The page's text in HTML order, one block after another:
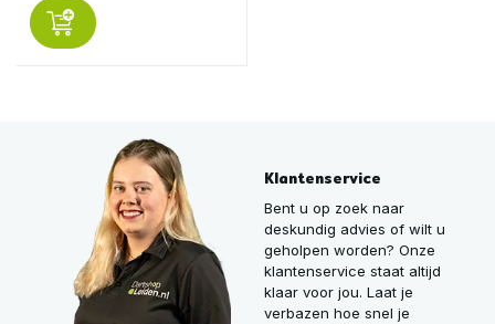
Klantenservice
Bent u op zoek naar
deskundig advies of wilt u
geholpen worden? Onze
klantenservice staat altijd
klaar voor jou. Laat je
verbazen hoe snel je